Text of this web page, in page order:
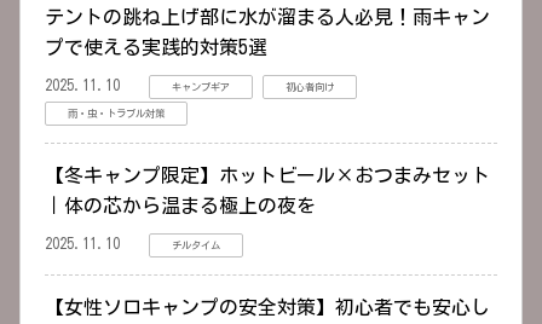
テントの跳ね上げ部に水が溜まる人必見！雨キャン
プで使える実践的対策5選
2025.11.10 キャンプギア 初心者向け
雨・虫・トラブル対策
【冬キャンプ限定】ホットビール×おつまみセット
｜体の芯から温まる極上の夜を
2025.11.10 チルタイム
【女性ソロキャンプの安全対策】初心者でも安心し